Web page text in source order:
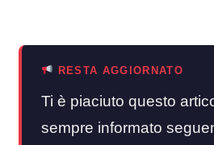
RESTA AGGIORNATO
Ti è piaciuto questo
sempre informato